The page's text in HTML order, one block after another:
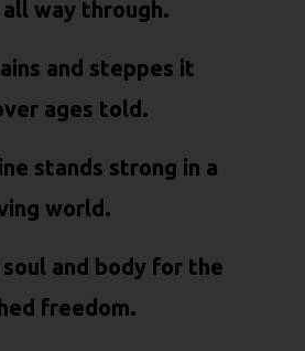
all way through.
and steppes it
ages told.
stands strong in a
world.
and body for the
freedom.